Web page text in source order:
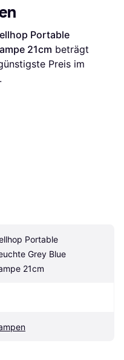
Portable
21cm beträgt
Preis im
Portable
Grey Blue
21cm